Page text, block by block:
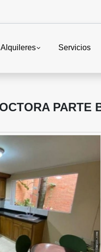
Alquileres Servicios
PARTE